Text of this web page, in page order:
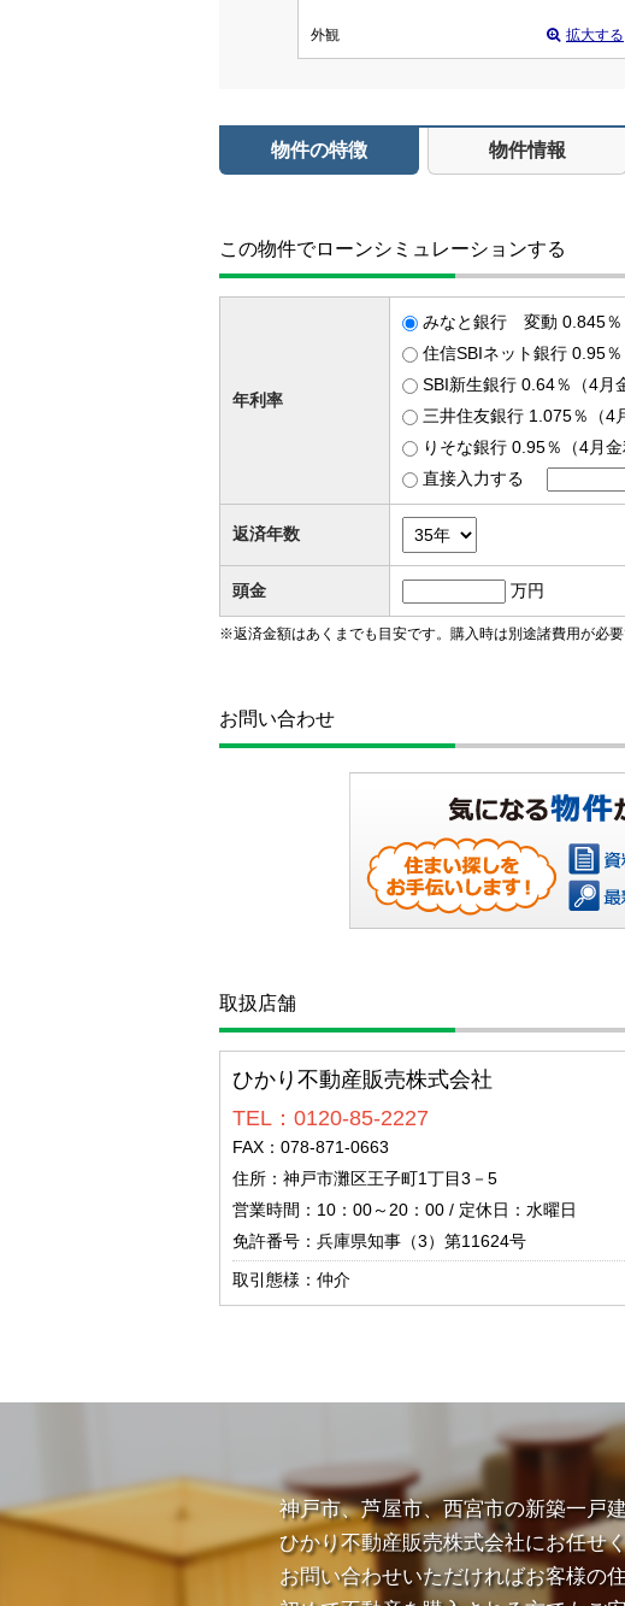
外観 拡大する
物件の特徴 物件情報
この物件でローンシミュレーションする
年利率
みなと銀行 変動 0.845％
住信SBIネット銀行 0.95％
SBI新生銀行 0.64％（4月
三井住友銀行 1.075％（4
りそな銀行 0.95％（4月金
直接入力する
返済年数
頭金
万円
※返済金額はあくまでも目安です。購入時は別途諸費用が必要
お問い合わせ
取扱店舗
ひかり不動産販売株式会社
TEL：0120-85-2227
FAX：078-871-0663
住所：神戸市灘区王子町1丁目3－5
営業時間：10：00～20：00 / 定休日：水曜日
免許番号：兵庫県知事（3）第11624号
取引態様：仲介
神戸市、芦屋市、西宮市の新築一戸
ひかり不動産販売株式会社にお任せく
お問い合わせいただければお客様の